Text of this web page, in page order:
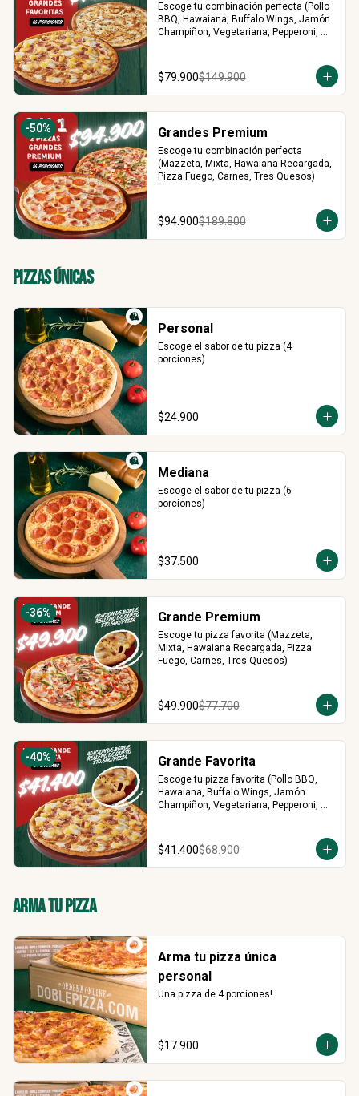
Escoge tu combinación perfecta (Pollo
BBQ, Hawaiana, Buffalo Wings, Jamón
Champiñon, Vegetariana, Pepperoni,
$79.900$149.900
-50% Grandes Premium
Escoge tu combinación perfecta
(Mazzeta, Mixta, Hawaiana Recargada,
Pizza Fuego, Carnes, Tres Quesos)
$94.900$189.800
Pizzas Únicas
Personal
Escoge el sabor de tu pizza (4
porciones)
$24.900
Mediana
Escoge el sabor de tu pizza (6
porciones)
$37.500
-36% Grande Premium
Escoge tu pizza favorita (Mazzeta,
Mixta, Hawaiana Recargada, Pizza
Fuego, Carnes, Tres Quesos)
$49.900$77.700
-40% Grande Favorita
Escoge tu pizza favorita (Pollo BBQ,
Hawaiana, Buffalo Wings, Jamón
Champiñon, Vegetariana, Pepperoni,
$41.400$68.900
Arma Tu Pizza
Arma tu pizza única
personal
Una pizza de 4 porciones!
$17.900